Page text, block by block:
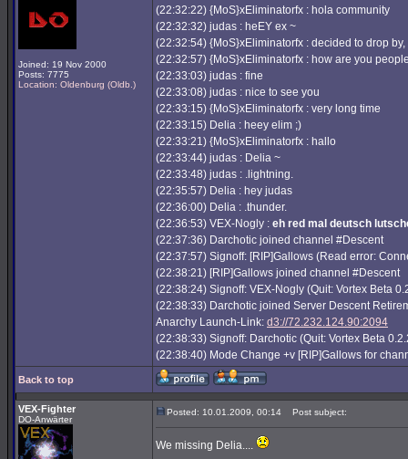
Joined: 19 Nov 2000
Posts: 7775
Location: Oldenburg (Oldb.)
(22:32:22) {MoS}xEliminatorfx : hola community
(22:32:32) judas : heEY ex ~
(22:32:54) {MoS}xEliminatorfx : decided to drop
(22:32:57) {MoS}xEliminatorfx : how are you
(22:33:03) judas : fine
(22:33:08) judas : nice to see you
(22:33:15) {MoS}xEliminatorfx : very long time
(22:33:15) Delia : heey elim ;)
(22:33:21) {MoS}xEliminatorfx : hallo
(22:33:44) judas : Delia ~
(22:33:48) judas : .lightning.
(22:35:57) Delia : hey judas
(22:36:00) Delia : .thunder.
(22:36:53) VEX-Nogly : eh red mal deutsch
(22:37:36) Darchotic joined channel #Descent
(22:37:57) Signoff: [RIP]Gallows (Read error:
(22:38:21) [RIP]Gallows joined channel #Descent
(22:38:24) Signoff: VEX-Nogly (Quit: Vortex Beta
(22:38:33) Darchotic joined Server Descent
Anarchy Launch-Link: d3://72.232.124.90:2094
(22:38:33) Signoff: Darchotic (Quit: Vortex Beta
(22:38:40) Mode Change +v [RIP]Gallows for
Back to top
VEX-Fighter
DO-Anwärter
Posted: 10.01.2009, 00:14 Post subject:
We missing Delia....